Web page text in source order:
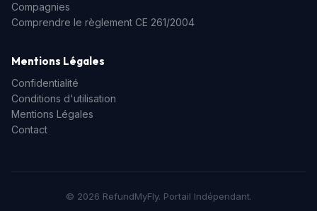
Compagnies
Comprendre le règlement CE 261/2004
Mentions Légales
Confidentialité
Conditions d'utilisation
Mentions Légales
Contact
© 2026 RefundMyFly. Portail Indépendant.